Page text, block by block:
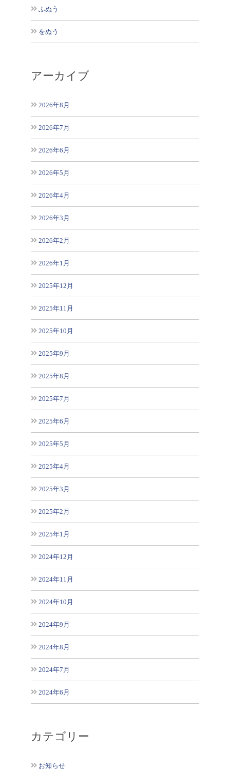
ふぬう
をぬう
アーカイブ
2026年8月
2026年7月
2026年6月
2026年5月
2026年4月
2026年3月
2026年2月
2026年1月
2025年12月
2025年11月
2025年10月
2025年9月
2025年8月
2025年7月
2025年6月
2025年5月
2025年4月
2025年3月
2025年2月
2025年1月
2024年12月
2024年11月
2024年10月
2024年9月
2024年8月
2024年7月
2024年6月
カテゴリー
お知らせ